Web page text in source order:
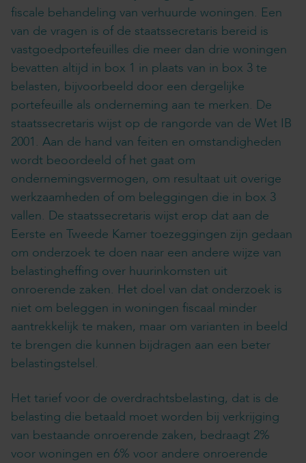
fiscale behandeling van verhuurde woningen. Een
van de vragen is of de staatssecretaris bereid is
vastgoedportefeuilles die meer dan drie woningen
bevatten altijd in box 1 in plaats van in box 3 te
belasten, bijvoorbeeld door een dergelijke
portefeuille als onderneming aan te merken. De
staatssecretaris wijst op de rangorde van de Wet IB
2001. Aan de hand van feiten en omstandigheden
wordt beoordeeld of het gaat om
ondernemingsvermogen, om resultaat uit overige
werkzaamheden of om beleggingen die in box 3
vallen. De staatssecretaris wijst erop dat aan de
Eerste en Tweede Kamer toezeggingen zijn gedaan
om onderzoek te doen naar een andere wijze van
belastingheffing over huurinkomsten uit
onroerende zaken. Het doel van dat onderzoek is
niet om beleggen in woningen fiscaal minder
aantrekkelijk te maken, maar om varianten in beeld
te brengen die kunnen bijdragen aan een beter
belastingstelsel.
Het tarief voor de overdrachtsbelasting, dat is de
belasting die betaald moet worden bij verkrijging
van bestaande onroerende zaken, bedraagt 2%
voor woningen en 6% voor andere onroerende